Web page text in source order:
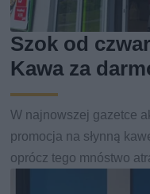
Szok od
Kawa za
W najnowszej gazetce
promocja na słynną
oprócz tego mnóstwo